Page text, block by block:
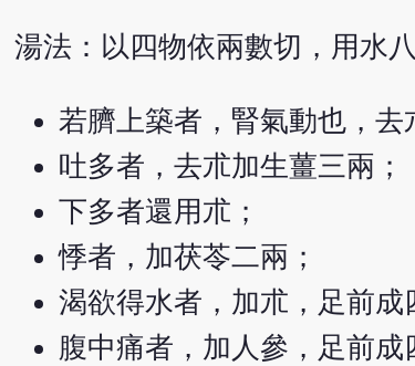
湯法：以四物依兩數切，用水
若臍上築者，腎氣動也，去
吐多者，去朮加生薑三兩；
下多者還用朮；
悸者，加茯苓二兩；
渴欲得水者，加朮，足前成
腹中痛者，加人參，足前成